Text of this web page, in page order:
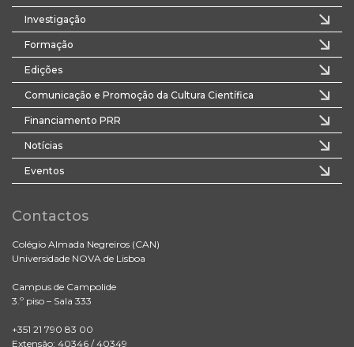
Investigação
Formação
Edições
Comunicação e Promoção da Cultura Científica
Financiamento PRR
Notícias
Eventos
Contactos
Colégio Almada Negreiros (CAN)
Universidade NOVA de Lisboa
Campus de Campolide
3.º piso – Sala 333
+351 21 790 83 00
Extensão: 40346 / 40349